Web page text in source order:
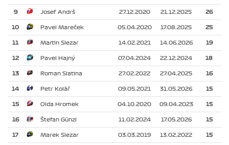
9 Josef Andrš 27.12.2020 21.12.2025 26
10 Pavel Mareček 05.04.2020 17.08.2025 25
11 Martin Slezar 14.02.2021 14.06.2026 19
12 Pavel Hajný 07.04.2024 22.12.2024 18
13 Roman Slatina 27.02.2022 27.04.2025 16
14 Petr Kolář 09.05.2021 31.05.2026 15
15 Olda Hromek 04.10.2020 09.04.2023 15
16 Štefan Günzl 11.02.2024 17.05.2026 15
17 Marek Slezar 03.03.2019 13.02.2022 15